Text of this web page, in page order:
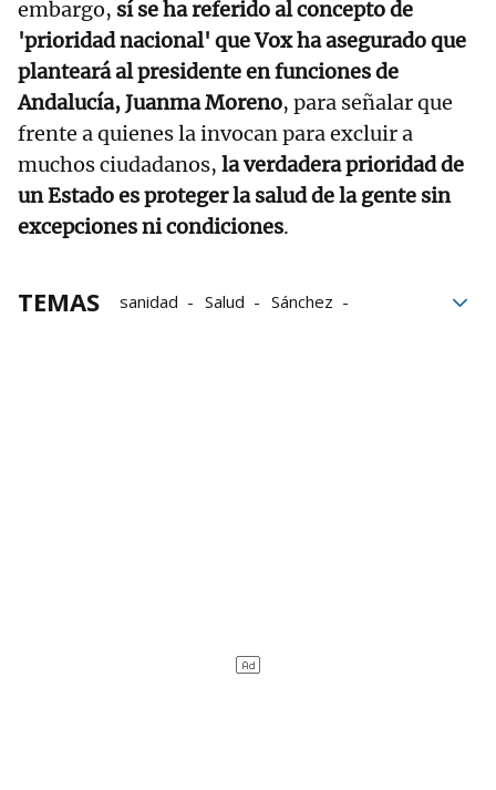
embargo, sí se ha referido al concepto de
'prioridad nacional' que Vox ha asegurado que
planteará al presidente en funciones de
Andalucía, Juanma Moreno, para señalar que
frente a quienes la invocan para excluir a
muchos ciudadanos, la verdadera prioridad de
un Estado es proteger la salud de la gente sin
excepciones ni condiciones.
TEMAS sanidad Salud
Sánchez